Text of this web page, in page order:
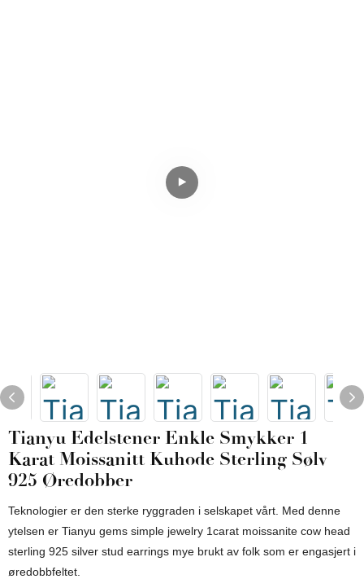
Tianyu Edelstener Enkle Smykker 1
Karat Moissanitt Kuhode Sterling Sølv
925 Øredobber
Teknologier er den sterke ryggraden i selskapet vårt. Med denne
ytelsen er Tianyu gems simple jewelry 1carat moissanite cow head
sterling 925 silver stud earrings mye brukt av folk som er engasjert i
øredobbfeltet.